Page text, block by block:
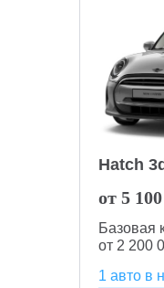
Hatch
от 5
Базовая
от 2 200
1 авто в